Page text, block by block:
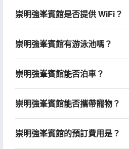
崇明強峯賓館是否提供 WiFi？
崇明強峯賓館有游泳池嗎？
崇明強峯賓館能否泊車？
崇明強峯賓館能否攜帶寵物？
崇明強峯賓館的預訂費用是？